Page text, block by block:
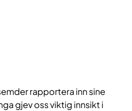
rapportera inn sine
gjev oss viktig innsikt i